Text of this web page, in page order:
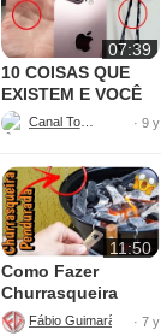
07:39
10 COISAS QUE
EXISTEM E VOCÊ
NÃO SABIA O
MOTIVO
Canal Top10 · 9 y
11:50
Como Fazer
Churrasqueira
Suspensa
· 7 y